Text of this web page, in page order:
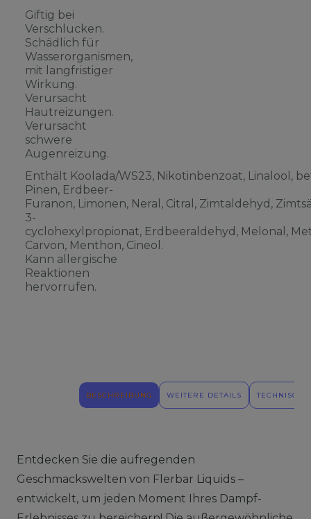
Giftig bei
Verschlucken.
Schädlich für
Wasserorganismen,
mit langfristiger
Wirkung.
Verursacht
Hautreizungen.
Verursacht
schwere
Augenreizung.
Enthält Koolada/WS23, Nikotinbenzoat, Linalool,
Pinen, Erdbeer-
Furanon, Limonen, Neral, Citral, Zimtaldehyd,
3-
cyclohexylpropionat, Erdbeeraldehyd, Melonal,
Carvon, Menthon, Cineol.
Kann allergische
Reaktionen
hervorrufen.
BESCHREIBUNG WEITERE DETAILS
Entdecken Sie die aufregenden
Geschmackswelten von Flerbar Liquids –
entwickelt, um jeden Moment Ihres Dampf-